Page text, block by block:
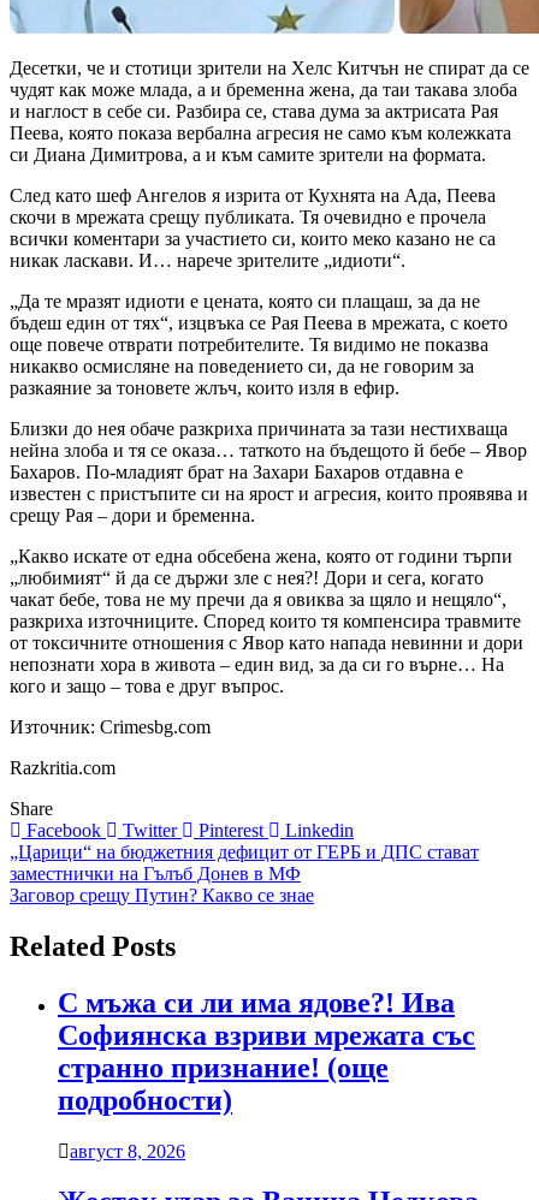
Десетки, че и стотици зрители на Хелс Китчън не спират да се
чудят как може млада, а и бременна жена, да таи такава злоба
и наглост в себе си. Разбира се, става дума за актрисата Рая
Пеева, която показа вербална агресия не само към колежката
си Диана Димитрова, а и към самите зрители на формата.
След като шеф Ангелов я изрита от Кухнята на Ада, Пеева
скочи в мрежата срещу публиката. Тя очевидно е прочела
всички коментари за участието си, които меко казано не са
никак ласкави. И… нарече зрителите „идиоти“.
„Да те мразят идиоти е цената, която си плащаш, за да не
бъдеш един от тях“, изцвъка се Рая Пеева в мрежата, с което
още повече отврати потребителите. Тя видимо не показва
никакво осмисляне на поведението си, да не говорим за
разкаяние за тоновете жлъч, които изля в ефир.
Близки до нея обаче разкриха причината за тази нестихваща
нейна злоба и тя се оказа… таткото на бъдещото й бебе – Явор
Бахаров. По-младият брат на Захари Бахаров отдавна е
известен с пристъпите си на ярост и агресия, които проявява и
срещу Рая – дори и бременна.
„Какво искате от една обсебена жена, която от години търпи
„любимият“ й да се държи зле с нея?! Дори и сега, когато
чакат бебе, това не му пречи да я овиква за щяло и нещяло“,
разкриха източниците. Според които тя компенсира травмите
от токсичните отношения с Явор като напада невинни и дори
непознати хора в живота – един вид, за да си го върне… На
кого и защо – това е друг въпрос.
Източник: Crimesbg.com
Razkritia.com
Share
Facebook
Twitter Pinterest Linkedin
Навигация
„Царици“ на бюджетния дефицит от ГЕРБ и ДПС стават
заместнички на Гълъб Донев в МФ
Заговор срещу Путин? Какво се знае
Related Posts
С мъжа си ли има ядове?! Ива
Софиянска взриви мрежата със
странно признание! (още
подробности)
август 8, 2026